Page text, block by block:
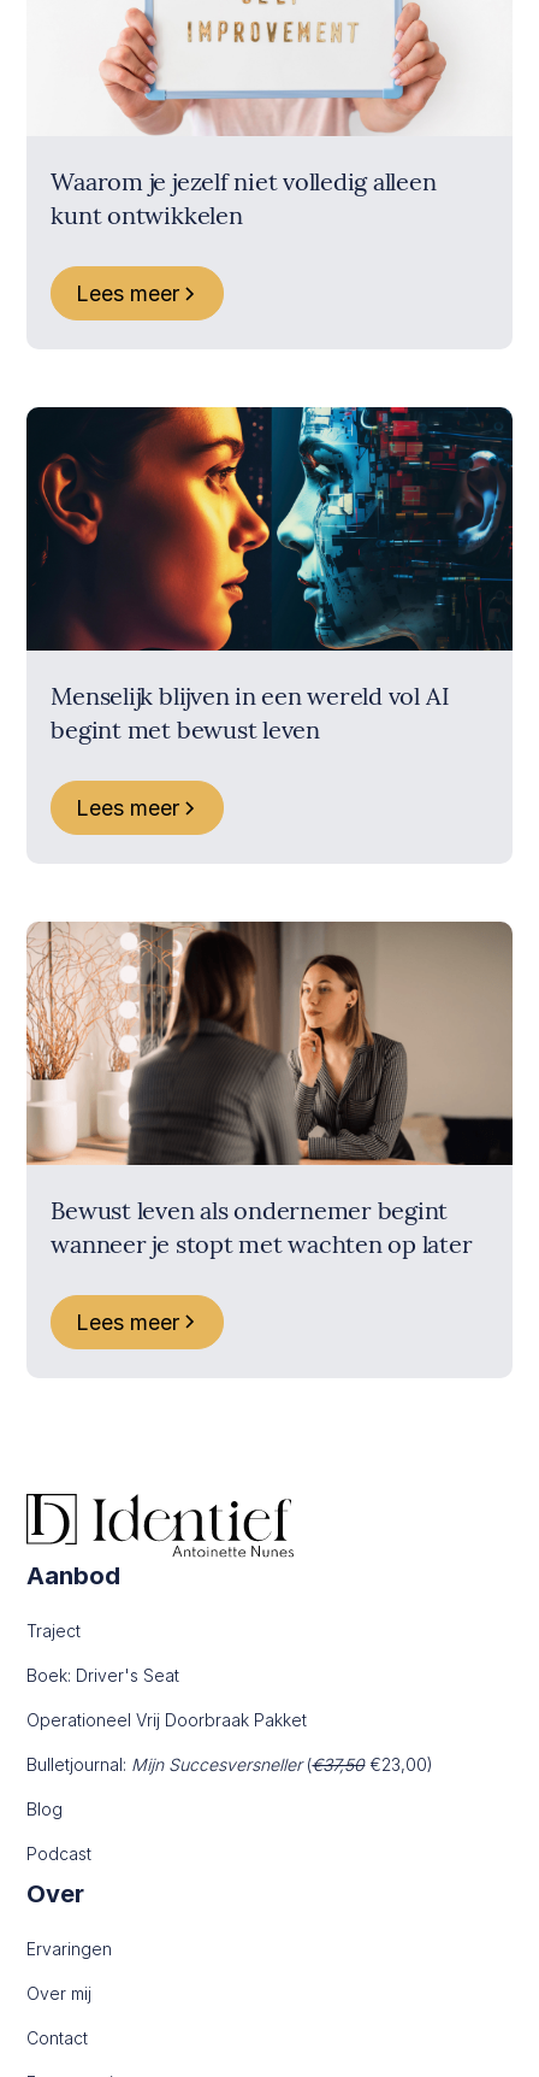
Waarom je jezelf niet volledig alleen
kunt ontwikkelen
Lees meer
Menselijk blijven in een wereld vol AI
begint met bewust leven
Lees meer
Bewust leven als ondernemer begint
wanneer je stopt met wachten op later
Lees meer
Aanbod
Traject
Boek: Driver's Seat
Operationeel Vrij Doorbraak Pakket
Bulletjournal: Mijn Succesversneller(€37,50€23,00)
Blog
Podcast
Over
Ervaringen
Over mij
Contact